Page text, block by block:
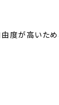
度が高いため